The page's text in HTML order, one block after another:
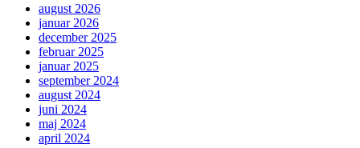
august 2026
januar 2026
december 2025
februar 2025
januar 2025
september 2024
august 2024
juni 2024
maj 2024
april 2024